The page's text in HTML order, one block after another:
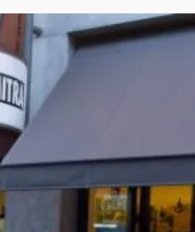
We zijn een eigentijdse salon in het mooie
stadscentrum Suydersee in Dronten waar je voor
een goed advies, trendy coupe, mooie